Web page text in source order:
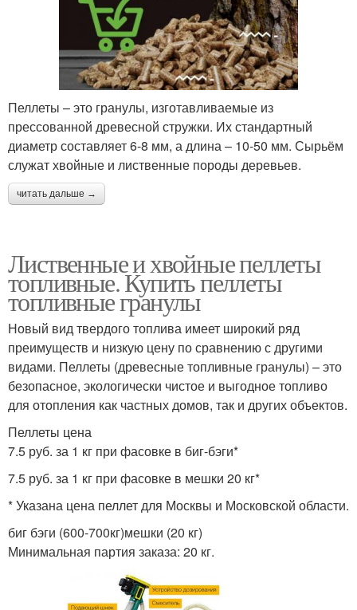
Пеллеты – это гранулы, изготавливаемые из
прессованной древесной стружки. Их стандартный
диаметр составляет 6-8 мм, а длина – 10-50 мм. Сырьём
служат хвойные и лиственные породы деревьев.
читать дальше →
Лиственные и хвойные пеллеты
топливные. Купить пеллеты
топливные гранулы
Новый вид твердого топлива имеет широкий ряд
преимуществ и низкую цену по сравнению с другими
видами. Пеллеты (древесные топливные гранулы) – это
безопасное, экологически чистое и выгодное топливо
для отопления как частных домов, так и других объектов.
Пеллеты цена
7.5 руб. за 1 кг при фасовке в биг-бэги*
7.5 руб. за 1 кг при фасовке в мешки 20 кг*
* Указана цена пеллет для Москвы и Московской области.
биг бэги (600-700кг)мешки (20 кг)
Минимальная партия заказа: 20 кг.